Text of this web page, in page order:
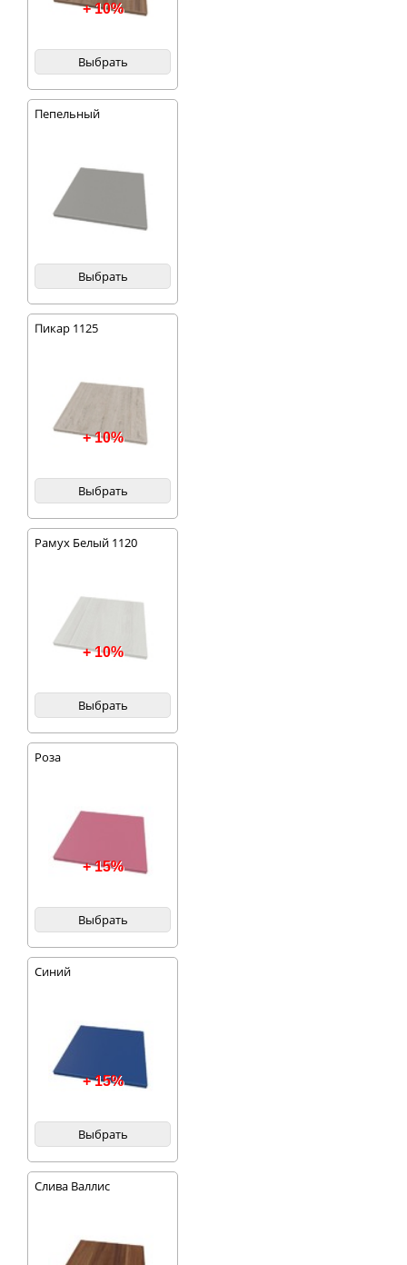
+ 10%
Выбрать
Пепельный
Выбрать
Пикар 1125
+ 10%
Выбрать
Рамух Белый 1120
+ 10%
Выбрать
Роза
+ 15%
Выбрать
Синий
+ 15%
Выбрать
Слива Валлис